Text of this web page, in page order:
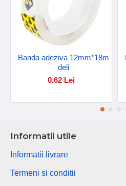
Banda adeziva 12mm*18m
deli
0.62 Lei
Informatii utile
Informatii livrare
Termeni si conditii